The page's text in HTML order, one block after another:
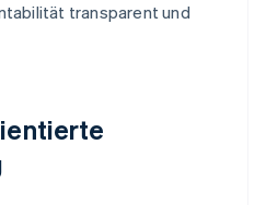
transparent und